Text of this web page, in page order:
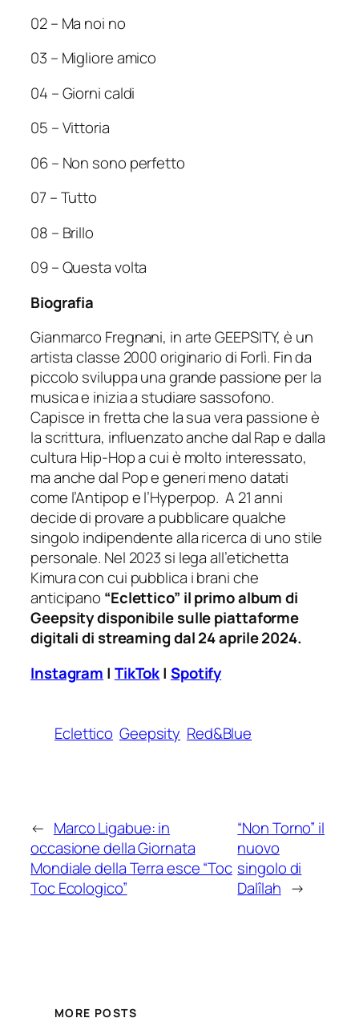
02 – Ma noi no
03 – Migliore amico
04 – Giorni caldi
05 – Vittoria
06 – Non sono perfetto
07 – Tutto
08 – Brillo
09 – Questa volta
Biografia
Gianmarco Fregnani, in arte GEEPSITY, è un
artista classe 2000 originario di Forlì. Fin da
piccolo sviluppa una grande passione per la
musica e inizia a studiare sassofono.
Capisce in fretta che la sua vera passione è
la scrittura, influenzato anche dal Rap e dalla
cultura Hip-Hop a cui è molto interessato,
ma anche dal Pop e generi meno datati
come l’Antipop e l’Hyperpop. A 21 anni
decide di provare a pubblicare qualche
singolo indipendente alla ricerca di uno stile
personale. Nel 2023 si lega all’etichetta
Kimura con cui pubblica i brani che
anticipano “Eclettico” il primo album di
Geepsity disponibile sulle piattaforme
digitali di streaming dal 24 aprile 2024.
Instagram | TikTok| Spotify
Eclettico Geepsity Red&Blue
← Marco Ligabue: in
occasione della Giornata
Mondiale della Terra esce “Toc
Toc Ecologico”
“Non Torno” il
nuovo
singolo di
Dalîlah →
MORE POSTS